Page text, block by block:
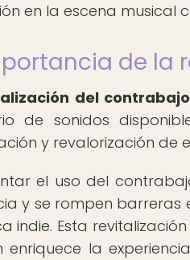
en la escena musical
de la
del
de sonidos
y revalorización de
el uso del
y se rompen barreras
indie. Esta
enriquece la